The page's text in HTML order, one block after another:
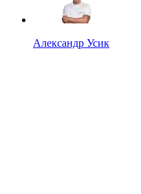
Александр Усик